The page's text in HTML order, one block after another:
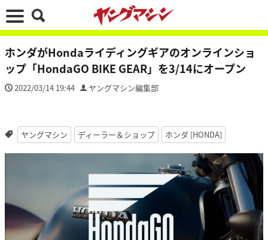
ホンダがHondaライディングギアのオンラインショ
ップ「HondaGO BIKE GEAR」を3/14にオープン
2022/03/14 19:44 ヤングマシン編集部
ヤングマシン ディーラー＆ショップ ホンダ [HONDA]